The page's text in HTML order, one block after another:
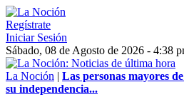
Regístrate
Iniciar Sesión
Sábado, 08 de Agosto de 2026 - 4:38
La Noción | Las personas mayores
su independencia...